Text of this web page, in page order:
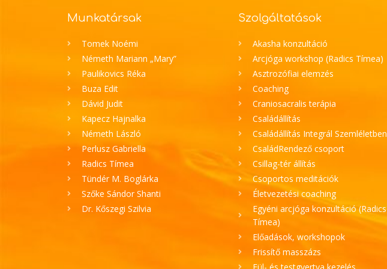
Munkatársak
Tomek Noémi
Németh Mariann „Mary”
Paulikovics Réka
Buza Edit
Dávid Judit
Kapecz Hajnalka
Németh László
Perlusz Gabriella
Radics Tímea
Tündér M. Boglárka
Szőke Sándor Shanti
Dr. Kőszegi Szilvia
Szolgáltatások
Akasha konzultáció
Arcjóga workshop (Radics Tímea)
Asztrozófiai elemzés
Coaching
Craniosacralis terápia
Családállítás
Családállítás Integrál Szemléletben
CsaládRendező csoport
Csillag-tér állítás
Csoportos meditációk
Életvezetési coaching
Egyéni arcjóga konzultáció (Radics
Tímea)
Előadások, workshopok
Frissítő masszázs